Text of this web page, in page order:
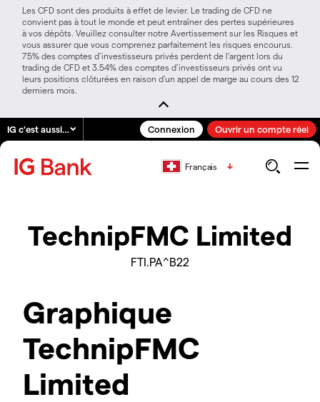
Les CFD sont des produits à effet de levier. Le trading de CFD ne
convient pas à tout le monde et peut entraîner des pertes supérieures
à vos dépôts. Veuillez consulter notre Avertissement sur les Risques et
vous assurer que vous comprenez parfaitement les risques encourus.
75% des comptes d’investisseurs privés perdent de l’argent lors du
trading de CFD et 3.54% des comptes d’investisseurs privés ont vu
leurs positions clôturées en raison d’un appel de marge au cours des 12
derniers mois.
IG c'est aussi… Connexion Ouvrir un compte réel
Français
TechnipFMC Limited
FTI.PA^B22
Graphique
TechnipFMC
Limited